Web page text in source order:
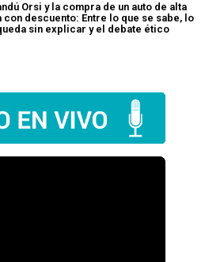
Orsi y la compra de un auto de alta
con descuento: Entre lo que se sabe, lo
sin explicar y el debate ético